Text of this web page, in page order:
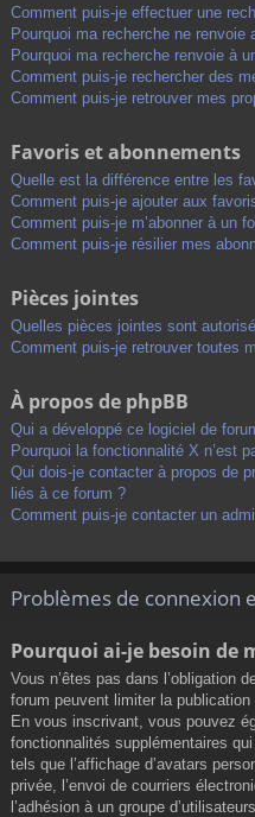
Comment puis-je effectuer une
Pourquoi ma recherche ne renvoie
Pourquoi ma recherche renvoie à
Comment puis-je rechercher des
Comment puis-je retrouver mes
Favoris et abonnements
Quelle est la différence entre les
Comment puis-je ajouter aux
Comment puis-je m’abonner à un
Comment puis-je résilier mes
Pièces jointes
Quelles pièces jointes sont
Comment puis-je retrouver toutes
À propos de phpBB
Qui a développé ce logiciel de
Pourquoi la fonctionnalité X n’est
Qui dois-je contacter à propos de
liés à ce forum ?
Comment puis-je contacter un
Problèmes de connexion
Pourquoi ai-je besoin de
Vous n’êtes pas dans l’obligation
forum peuvent limiter la
En vous inscrivant, vous pouvez
fonctionnalités supplémentaires
tels que l’affichage d’avatars
privée, l’envoi de courriers
l’adhésion à un groupe